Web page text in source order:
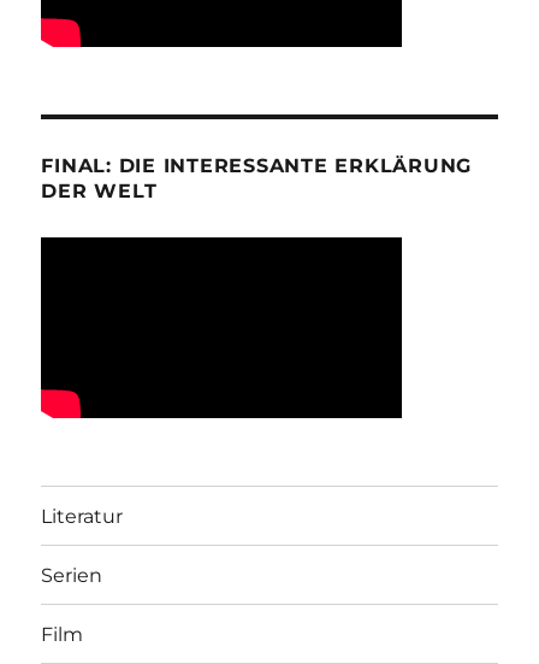
FINAL: DIE INTERESSANTE ERKLÄRUNG
DER WELT
Literatur
Serien
Film